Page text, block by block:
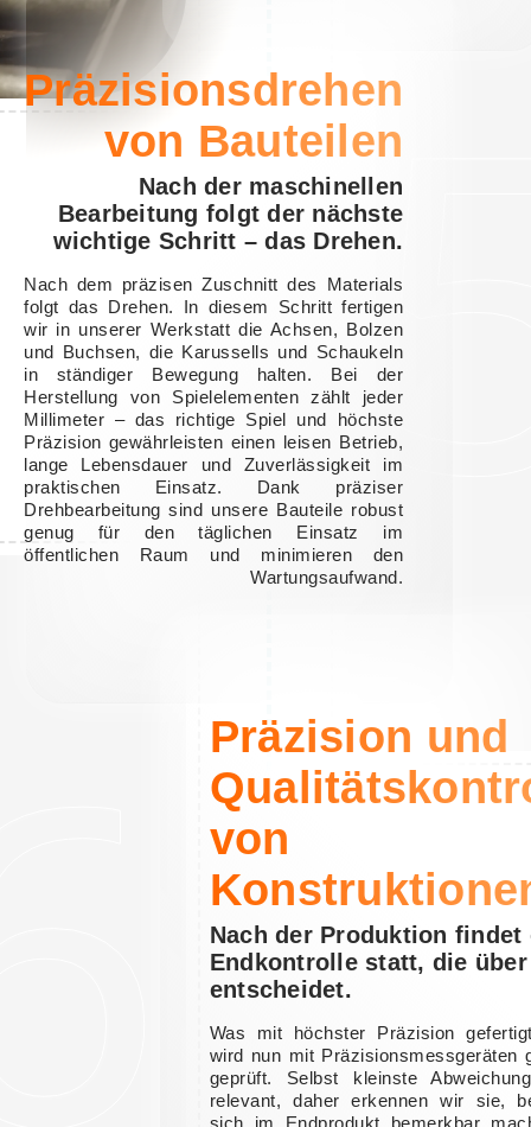
Präzisionsdrehen
von Bauteilen
Nach der maschinellen
Bearbeitung folgt der nächste
wichtige Schritt – das Drehen.
Nach dem präzisen Zuschnitt des Materials
folgt das Drehen. In diesem Schritt fertigen
wir in unserer Werkstatt die Achsen, Bolzen
und Buchsen, die Karussells und Schaukeln
in ständiger Bewegung halten. Bei der
Herstellung von Spielelementen zählt jeder
Millimeter – das richtige Spiel und höchste
Präzision gewährleisten einen leisen Betrieb,
lange Lebensdauer und Zuverlässigkeit im
praktischen Einsatz. Dank präziser
Drehbearbeitung sind unsere Bauteile robust
genug für den täglichen Einsatz im
öffentlichen Raum und minimieren den
Wartungsaufwand.
Präzision und
von
Nach der Produktion findet
Endkontrolle statt, die
entscheidet.
Was mit höchster Präzision
wird nun mit Präzisionsmessgeräten
geprüft. Selbst kleinste
relevant, daher erkennen wir sie,
sich im Endprodukt bemerkbar